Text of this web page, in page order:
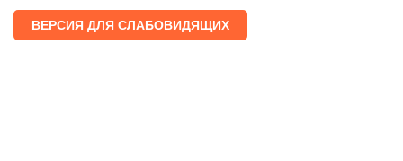
ВЕРСИЯ ДЛЯ СЛАБОВИДЯЩИХ